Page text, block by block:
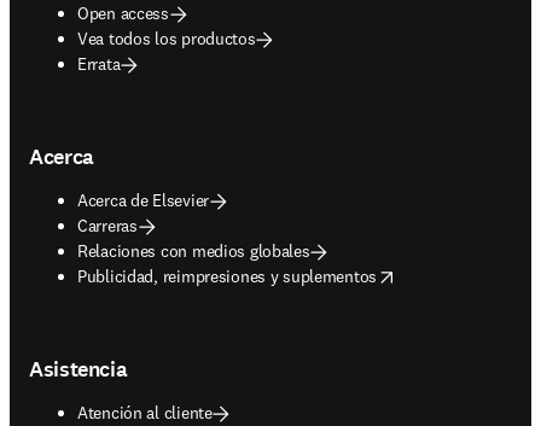
Open access
Vea todos los productos
Errata
Acerca
Acerca de Elsevier
Carreras
Relaciones con medios globales
Publicidad, reimpresiones y suplementos
opens in new tab/window
Asistencia
Atención al cliente